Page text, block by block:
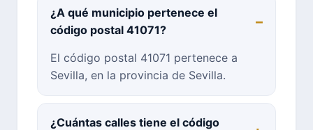
¿A qué municipio pertenece el
código postal 41071?
El código postal 41071 pertenece a
Sevilla, en la provincia de Sevilla.
¿Cuántas calles tiene el código